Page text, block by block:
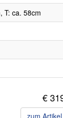
T: ca. 58cm
€